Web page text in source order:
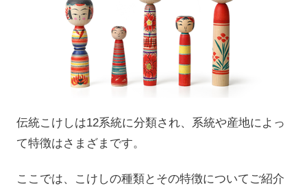
伝統こけしは12系統に分類され、系統や産地によっ
て特徴はさまざまです。
ここでは、こけしの種類とその特徴についてご紹介